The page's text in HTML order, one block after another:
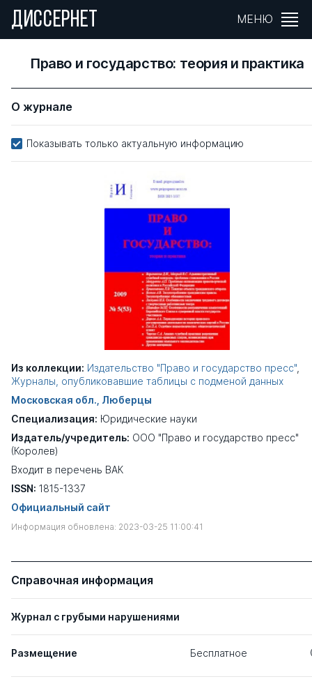
ДИССЕРНЕТ МЕНЮ
Право и государство: теория и практика
О журнале
Показывать только актуальную информацию
Из коллекции: Издательство "Право и государство пресс"
Журналы, опубликовавшие таблицы с подменой данных
Московская обл., Люберцы
Специализация: Юридические науки
Издатель/учредитель: ООО "Право и государство пресс"
(Королев)
Входит в перечень ВАК
ISSN: 1815-1337
Официальный сайт
Информация обновлена: 2023-03-25 11:00:41
Справочная информация
Журнал с грубыми нарушениями
Размещение Бесплатное